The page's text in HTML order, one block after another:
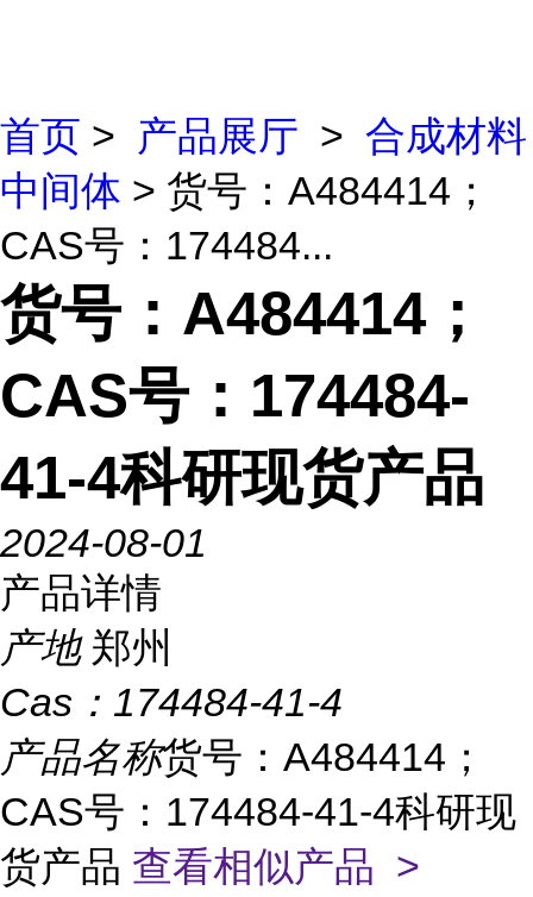
首页 > 产品展厅 > 合成材料
中间体 > 货号：A484414；
CAS号：174484...
货号：A484414；
CAS号：174484-
41-4科研现货产品
2024-08-01
产品详情
产地 郑州
Cas： 174484-41-4
产品名称货号：A484414；
CAS号：174484-41-4科研现
货产品 查看相似产品 >